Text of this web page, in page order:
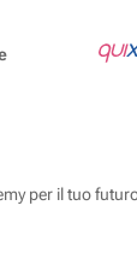
per il tuo